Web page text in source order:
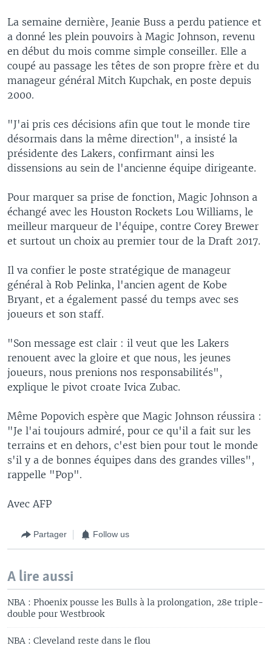
La semaine dernière, Jeanie Buss a perdu patience et
a donné les plein pouvoirs à Magic Johnson, revenu
en début du mois comme simple conseiller. Elle a
coupé au passage les têtes de son propre frère et du
manageur général Mitch Kupchak, en poste depuis
2000.
"J'ai pris ces décisions afin que tout le monde tire
désormais dans la même direction", a insisté la
présidente des Lakers, confirmant ainsi les
dissensions au sein de l'ancienne équipe dirigeante.
Pour marquer sa prise de fonction, Magic Johnson a
échangé avec les Houston Rockets Lou Williams, le
meilleur marqueur de l'équipe, contre Corey Brewer
et surtout un choix au premier tour de la Draft 2017.
Il va confier le poste stratégique de manageur
général à Rob Pelinka, l'ancien agent de Kobe
Bryant, et a également passé du temps avec ses
joueurs et son staff.
"Son message est clair : il veut que les Lakers
renouent avec la gloire et que nous, les jeunes
joueurs, nous prenions nos responsabilités",
explique le pivot croate Ivica Zubac.
Même Popovich espère que Magic Johnson réussira :
"Je l'ai toujours admiré, pour ce qu'il a fait sur les
terrains et en dehors, c'est bien pour tout le monde
s'il y a de bonnes équipes dans des grandes villes",
rappelle "Pop".
Avec AFP
Partager Follow us
A lire aussi
NBA : Phoenix pousse les Bulls à la prolongation, 28e triple-
double pour Westbrook
NBA : Cleveland reste dans le flou